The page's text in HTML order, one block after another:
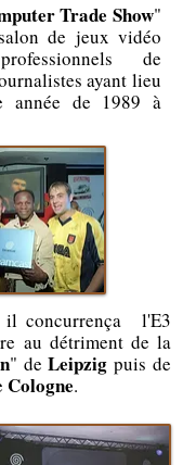
Trade Show"
de jeux vidéo
de
ayant lieu
année de 1989 à
il concurrença l'E3
au détriment de la
" deLeipzig puis de
Cologne.